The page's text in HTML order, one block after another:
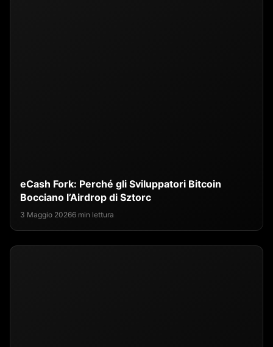
eCash Fork: Perché gli Sviluppatori Bitcoin
Bocciano l’Airdrop di Sztorc
3 Maggio 20266 min lettura